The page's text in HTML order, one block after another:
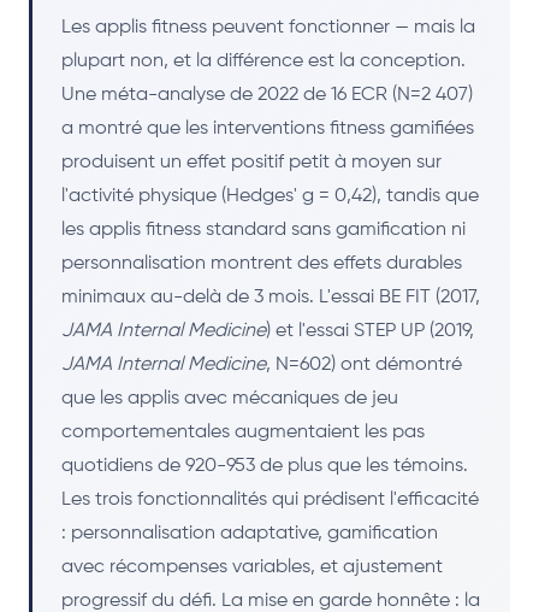
Les applis fitness peuvent fonctionner — mais la
plupart non, et la différence est la conception.
Une méta-analyse de 2022 de 16 ECR (N=2 407)
a montré que les interventions fitness gamifiées
produisent un effet positif petit à moyen sur
l'activité physique (Hedges' g = 0,42), tandis que
les applis fitness standard sans gamification ni
personnalisation montrent des effets durables
minimaux au-delà de 3 mois. L'essai BE FIT (2017,
JAMA Internal Medicine) et l'essai STEP UP (2019,
JAMA Internal Medicine, N=602) ont démontré
que les applis avec mécaniques de jeu
comportementales augmentaient les pas
quotidiens de 920-953 de plus que les témoins.
Les trois fonctionnalités qui prédisent l'efficacité
: personnalisation adaptative, gamification
avec récompenses variables, et ajustement
progressif du défi. La mise en garde honnête : la